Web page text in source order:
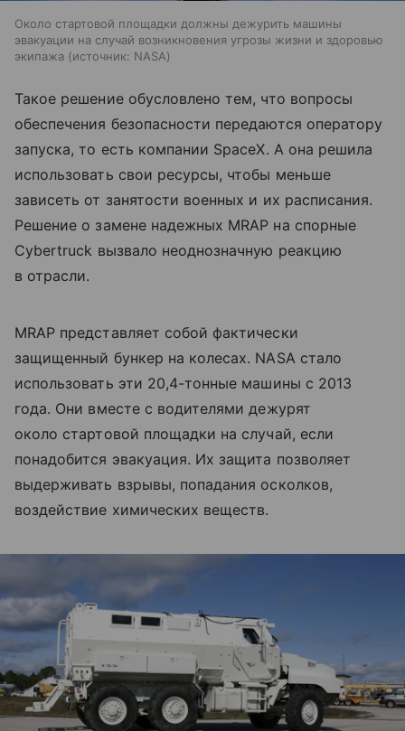
Около стартовой площадки должны дежурить машины
эвакуации на случай возникновения угрозы жизни и здоровью
экипажа
источник: NASA
Такое решение обусловлено тем, что вопросы
обеспечения безопасности передаются оператору
запуска, то есть компании SpaceX. А она решила
использовать свои ресурсы, чтобы меньше
зависеть от занятости военных и их расписания.
Решение о замене надежных MRAP на спорные
Cybertruck вызвало неоднозначную реакцию
в отрасли.
MRAP представляет собой фактически
защищенный бункер на колесах. NASA стало
использовать эти 20,4-тонные машины с 2013
года. Они вместе с водителями дежурят
около стартовой площадки на случай, если
понадобится эвакуация. Их защита позволяет
выдерживать взрывы, попадания осколков,
воздействие химических веществ.